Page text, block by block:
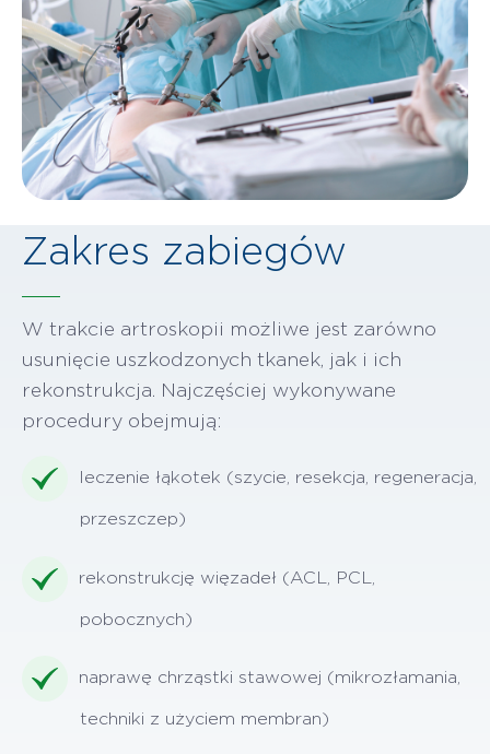
Zakres zabiegów
W trakcie artroskopii możliwe jest zarówno
usunięcie uszkodzonych tkanek, jak i ich
rekonstrukcja. Najczęściej wykonywane
procedury obejmują:
leczenie łąkotek (szycie, resekcja, regeneracja,
przeszczep)
rekonstrukcję więzadeł (ACL, PCL,
pobocznych)
naprawę chrząstki stawowej (mikrozłamania,
techniki z użyciem membran)